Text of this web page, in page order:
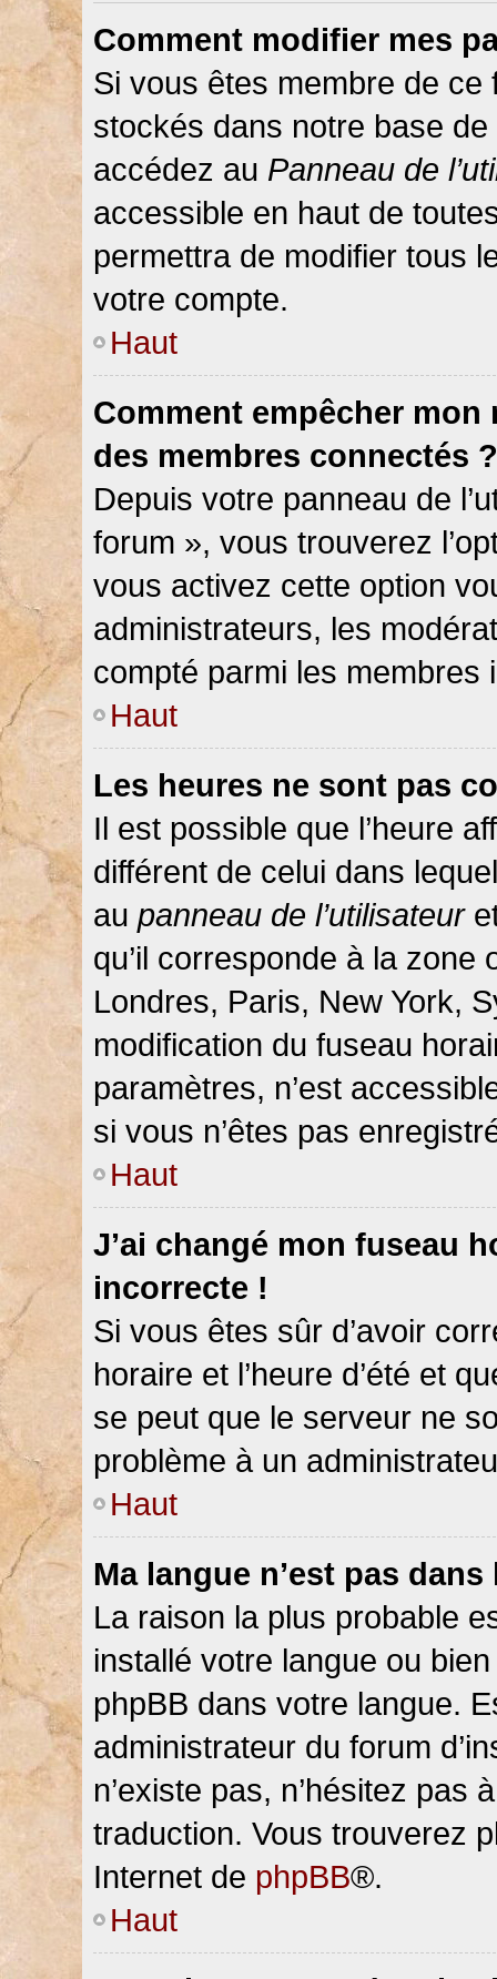
Comment modifier mes
Si vous êtes membre de
stockés dans notre base
accédez au Panneau de
accessible en haut de
permettra de modifier tous
votre compte.
Haut
Comment empêcher mon
des membres connectés ?
Depuis votre panneau de
forum », vous trouverez
vous activez cette option
administrateurs, les
compté parmi les membres
Haut
Les heures ne sont pas
Il est possible que l’heure
différent de celui dans
au panneau de l’utilisateur
qu’il corresponde à la
Londres, Paris, New York,
modification du fuseau
paramètres, n’est
si vous n’êtes pas
Haut
J’ai changé mon fuseau
incorrecte !
Si vous êtes sûr d’avoir
horaire et l’heure d’été et
se peut que le serveur ne
problème à un
Haut
Ma langue n’est pas
La raison la plus probable
installé votre langue ou
phpBB dans votre langue.
administrateur du forum
n’existe pas, n’hésitez pas
traduction. Vous trouverez
Internet de phpBB®.
Haut